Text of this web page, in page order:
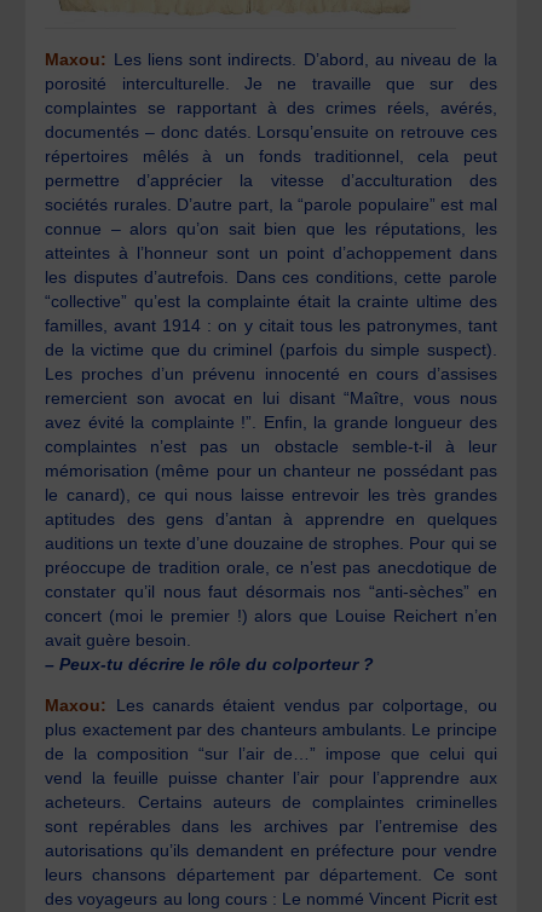
Maxou: Les liens sont indirects. D’abord, au niveau de la
porosité interculturelle. Je ne travaille que sur des
complaintes se rapportant à des crimes réels, avérés,
documentés – donc datés. Lorsqu’ensuite on retrouve ces
répertoires mêlés à un fonds traditionnel, cela peut
permettre d’apprécier la vitesse d’acculturation des
sociétés rurales. D’autre part, la “parole populaire” est mal
connue – alors qu’on sait bien que les réputations, les
atteintes à l’honneur sont un point d’achoppement dans
les disputes d’autrefois. Dans ces conditions, cette parole
“collective” qu’est la complainte était la crainte ultime des
familles, avant 1914 : on y citait tous les patronymes, tant
de la victime que du criminel (parfois du simple suspect).
Les proches d’un prévenu innocenté en cours d’assises
remercient son avocat en lui disant “Maître, vous nous
avez évité la complainte !”. Enfin, la grande longueur des
complaintes n’est pas un obstacle semble-t-il à leur
mémorisation (même pour un chanteur ne possédant pas
le canard), ce qui nous laisse entrevoir les très grandes
aptitudes des gens d’antan à apprendre en quelques
auditions un texte d’une douzaine de strophes. Pour qui se
préoccupe de tradition orale, ce n’est pas anecdotique de
constater qu’il nous faut désormais nos “anti-sèches” en
concert (moi le premier !) alors que Louise Reichert n’en
avait guère besoin.
– Peux-tu décrire le rôle du colporteur ?
Maxou: Les canards étaient vendus par colportage, ou
plus exactement par des chanteurs ambulants. Le principe
de la composition “sur l’air de…” impose que celui qui
vend la feuille puisse chanter l’air pour l’apprendre aux
acheteurs. Certains auteurs de complaintes criminelles
sont repérables dans les archives par l’entremise des
autorisations qu’ils demandent en préfecture pour vendre
leurs chansons département par département. Ce sont
des voyageurs au long cours : Le nommé Vincent Picrit est